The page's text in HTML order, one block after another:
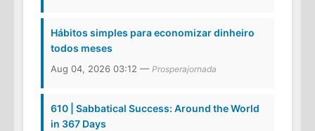
Hábitos simples para economizar dinheiro
todos meses
Aug 04, 2026 03:12 — Prosperajornada
610 | Sabbatical Success: Around the World
in 367 Days